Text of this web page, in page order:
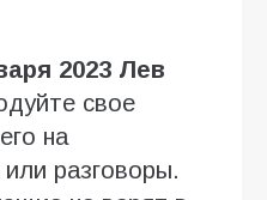
2023 Лев
свое
на
разговоры.